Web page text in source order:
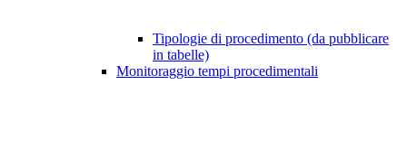
Tipologie di procedimento (da pubblicare
in tabelle)
Monitoraggio tempi procedimentali